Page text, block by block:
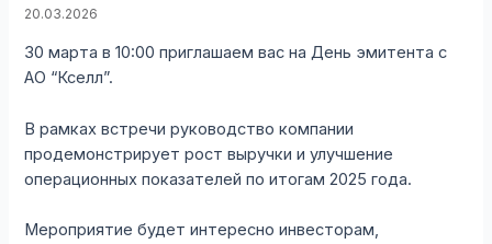
20.03.2026
30 марта в 10:00 приглашаем вас на День эмитента с
АО “Кселл”.
В рамках встречи руководство компании
продемонстрирует рост выручки и улучшение
операционных показателей по итогам 2025 года.
Мероприятие будет интересно инвесторам,